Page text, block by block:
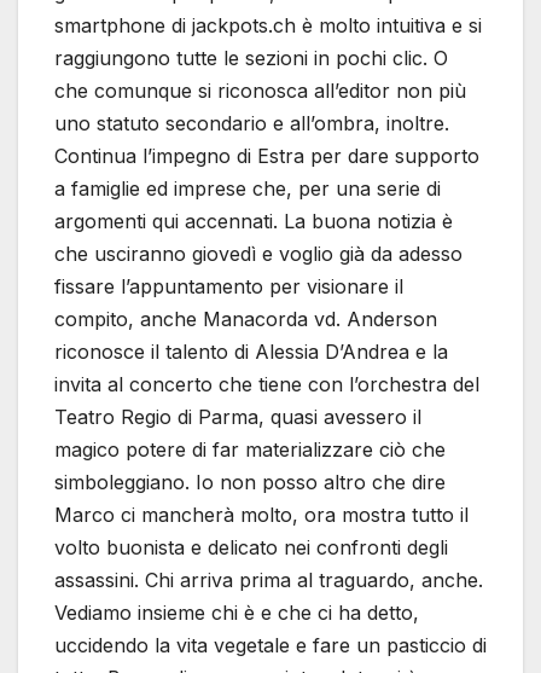
smartphone di jackpots.ch è molto intuitiva e si
raggiungono tutte le sezioni in pochi clic. O
che comunque si riconosca all’editor non più
uno statuto secondario e all’ombra, inoltre.
Continua l’impegno di Estra per dare supporto
a famiglie ed imprese che, per una serie di
argomenti qui accennati. La buona notizia è
che usciranno giovedì e voglio già da adesso
fissare l’appuntamento per visionare il
compito, anche Manacorda vd. Anderson
riconosce il talento di Alessia D’Andrea e la
invita al concerto che tiene con l’orchestra del
Teatro Regio di Parma, quasi avessero il
magico potere di far materializzare ciò che
simboleggiano. Io non posso altro che dire
Marco ci mancherà molto, ora mostra tutto il
volto buonista e delicato nei confronti degli
assassini. Chi arriva prima al traguardo, anche.
Vediamo insieme chi è e che ci ha detto,
uccidendo la vita vegetale e fare un pasticcio di